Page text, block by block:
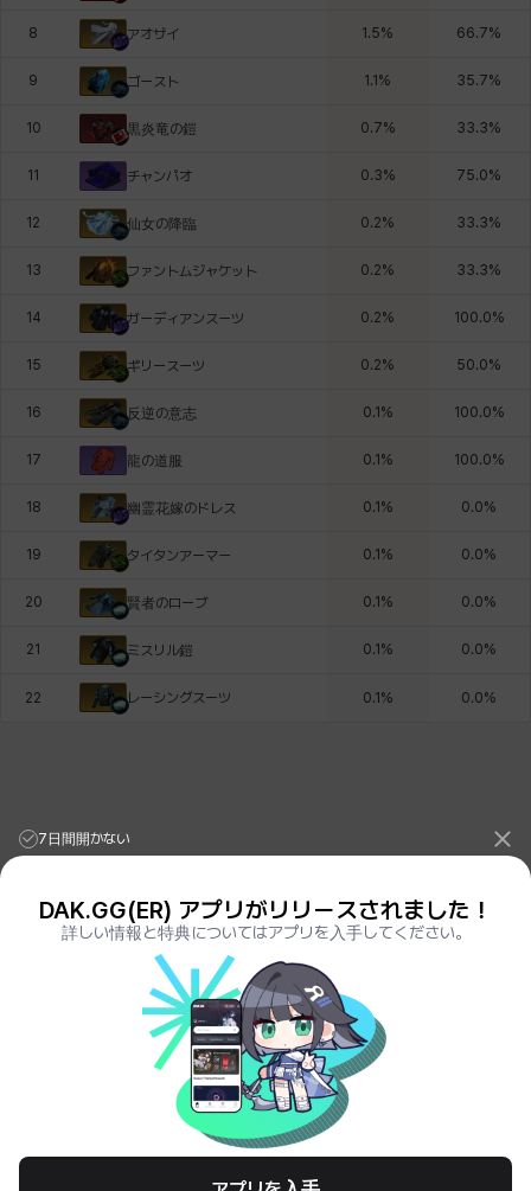
8 アオザイ 1.5% 66.7%
9 ゴースト 1.1 % 35.7%
10 黒炎竜の鎧 0.7% 33.3%
11 チャンパオ 0.3% 75.0%
12 仙女の降臨 0.2% 33.3%
13 ファントムジャケット 0.2% 33.3%
14 ガーディアンスーツ 0.2% 100.0%
15 ギリースーツ 0.2% 50.0%
16 反逆の意志 0.1 % 100.0%
17 龍の道服 0.1 % 100.0%
18 幽霊花嫁のドレス 0.1 % 0.0%
19 タイタンアーマー 0.1 % 0.0%
20 賢者のローブ 0.1 % 0.0%
21 ミスリル鎧 0.1 % 0.0%
22 レーシングスーツ 0.1 % 0.0%
League of Legends Stats PORO.GG
Teamfight Tactics Stats
LOLCHESS.GG
VALORANT.DAK.GG
PUBG.DAK.GG
Eternal Return StatsER.DAK.GG
Genshin Impact Stats
GENSHIN.DAK.GG
DEADLOCK.DAK.GG
Terms of Service Privacy Notice
7日間開かない
DAK.GG(ER) アプリがリリースされました！
詳しい情報と特典についてはアプリを入手してください。